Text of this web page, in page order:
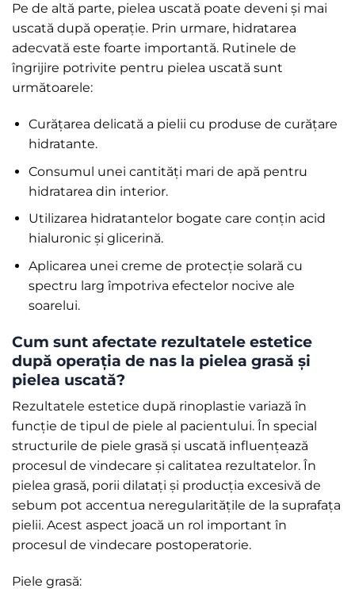
Pe de altă parte, pielea uscată poate deveni și mai
uscată după operație. Prin urmare, hidratarea
adecvată este foarte importantă. Rutinele de
îngrijire potrivite pentru pielea uscată sunt
următoarele:
Curățarea delicată a pielii cu produse de curățare
hidratante.
Consumul unei cantități mari de apă pentru
hidratarea din interior.
Utilizarea hidratantelor bogate care conțin acid
hialuronic și glicerină.
Aplicarea unei creme de protecție solară cu
spectru larg împotriva efectelor nocive ale
soarelui.
Cum sunt afectate rezultatele estetice
după operația de nas la pielea grasă și
pielea uscată?
Rezultatele estetice după rinoplastie variază în
funcție de tipul de piele al pacientului. În special
structurile de piele grasă și uscată influențează
procesul de vindecare și calitatea rezultatelor. În
pielea grasă, porii dilatați și producția excesivă de
sebum pot accentua neregularitățile de la suprafața
pielii. Acest aspect joacă un rol important în
procesul de vindecare postoperatorie.
Piele grasă: